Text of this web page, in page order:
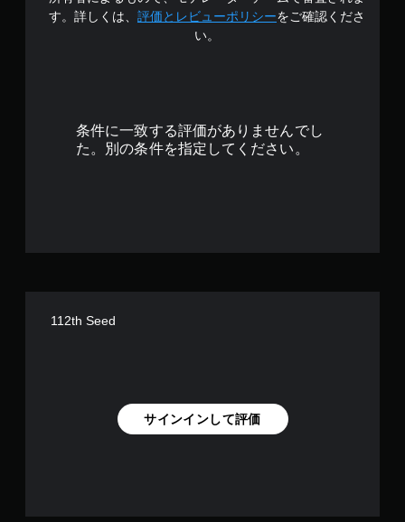
4
す。詳しくは、 評価とレビューポリシーをご確認くださ
い。
条件に一致する評価がありませんでし
た。別の条件を指定してください。
112th Seed
サインインして評価